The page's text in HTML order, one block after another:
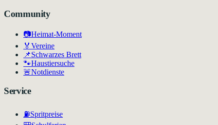
Community
📷Heimat-Moment
🏅 Vereine
📌Schwarzes Brett
🐾Haustiersuche
🚨Notdienste
Service
⛽Spritpreise